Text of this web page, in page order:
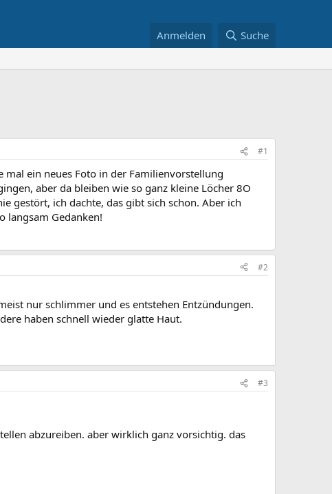
Anmelden Suche
#1
mal ein neues Foto in der Familienvorstellung
aber da bleiben wie so ganz kleine Löcher 8O
gestört, ich dachte, das gibt sich schon. Aber ich
langsam Gedanken!
#2
nur schlimmer und es entstehen Entzündungen.
haben schnell wieder glatte Haut.
#3
abzureiben. aber wirklich ganz vorsichtig. das